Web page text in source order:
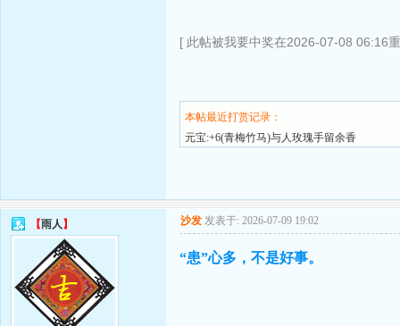
[ 此帖被我要中奖在2026-07-08 06:16
本帖最近打赏记录：
元宝:+6(青梅竹马)与人玫瑰手留余香
【雨人 】 沙发 发表于: 2026-07-09 19:02
“患”心多，不是好事。